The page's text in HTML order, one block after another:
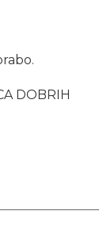
DOBRIH